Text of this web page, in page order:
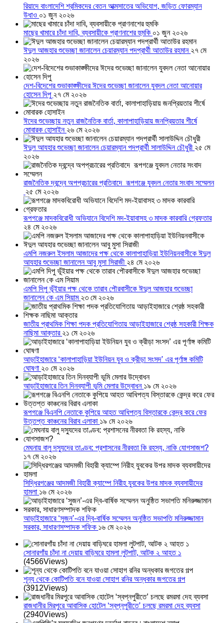
রিয়াদে বাংলাদেশি শ্রমিকদের বেতন আত্মসাতের অভিযোগ, জড়িত ফোরম্যান
উধাও ০১ জুন ২০২৬
মাছের খামারে চাঁদা দাবি, ব্যবসায়ীকে প্রাণনাশের হুমকি ০১ জুন ২০২৬
ঈদুল আজহার শুভেচ্ছা জানালেন চেয়ারম্যান পদপ্রার্থী আতাউর রহমান ২৭ মে
২০২৬
দেশ-বিদেশের শুভাকাঙ্ক্ষীদের ঈদের শুভেচ্ছা জানালেন যুবদল নেতা আনোয়ার
হোসেন দিপু ২৭ মে ২০২৬
ঈদের শুভেচ্ছায় নতুন রাজনৈতিক বার্তা, কালাপাহাড়িয়ায় জনপ্রিয়তার শীর্ষে
মোবারক হোসাইন ২৬ মে ২০২৬
ঈদুল আযহার শুভেচ্ছা জানালেন চেয়ারম্যান পদপ্রার্থী সালাউদ্দিন চৌধুরী ২৫ মে
২০২৬
রাজনৈতিক দ্বন্দ্বে অপপ্রচারের প্রতিবাদে ‎রূপগঞ্জে যুবদল নেতার সংবাদ সম্মেলন
২৫ মে ২০২৬
রূপগঞ্জে মাদকবিরোধী অভিযানে বিদেশি মদ-ইয়াবাসহ ৩ মাদক কারবারি গ্রেফতার
২৪ মে ২০২৬
এমপি নজরুল ইসলাম আজাদের পক্ষ থেকে কালাপাহাড়িয়া ইউনিয়নবাসীকে ঈদুল
আযহার শুভেচ্ছা জানালেন আবু মুসা সিরাজী ২৪ মে ২০২৬
এমপি দিপু ভূঁইয়ার পক্ষ থেকে তারাব পৌরবাসীকে ঈদুল আজহার শুভেচ্ছা
জানালেন কে এম সিয়াম ২৩ মে ২০২৬
জাতীয় প্রাথমিক শিক্ষা পদক প্রতিযোগিতায় আড়াইহাজারে শ্রেষ্ঠ সহকারী শিক্ষক
নাছিমা আক্তার ২১ মে ২০২৬
আড়াইহাজারে ‘কালাপাহাড়িয়া ইউনিয়ন যুব ও ক্রীড়া সংসদ’ এর পূর্ণাঙ্গ কমিটি
ঘোষণা ২০ মে ২০২৬
আড়াইহাজারে তিন দিনব্যাপী ভূমি মেলার উদ্বোধন ১৯ মে ২০২৬
রূপগঞ্জে বিএনপি নেতাকে কুপিয়ে আহত আধিপত্য বিস্তারকে কেন্দ্র করে ফের
উত্তপ্ত কাঞ্চনের বিরাব এলাকা ১৯ মে ২০২৬
মেঘনায় বালু দস্যুদের তাণ্ডব: প্রশাসনের নীরবতা কি রহস্য, নাকি যোগসাজশ?
১৭ মে ২০২৬
সিদ্ধিরগঞ্জের আদমজী বিহারী ক্যাম্পে নিরীহ যুবকের উপর মাদক ব্যবসায়ীদের
হামলা ১৬ মে ২০২৬
আড়াইহাজারে ‘সুজন’-এর দ্বি-বার্ষিক সম্মেলন অনুষ্ঠিত সভাপতি মনিরুজ্জামান
সরকার, সাধারণসম্পাদক শফিক ১৬ মে ২০২৬
সোনারগাঁয় চাঁদা না দেয়ায় বাড়িঘরে হামলা লুটপাট, আটক ২ আহত ১
(4566Views)
শূন্য থেকে কোটিপতি বনে যাওয়া সোহাগ রনির অন্ধকার জগতের গল্প
(3912Views)
রাজধানীর মিরপুরে আবাসিক হোটেল ‘স্বপ্নপুরীতে’ চলছে রমরমা দেহ ব্যবসা
(2940Views)